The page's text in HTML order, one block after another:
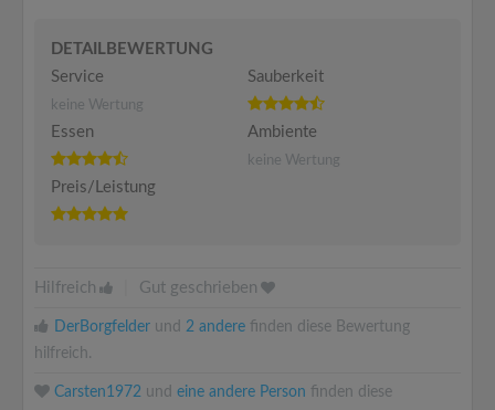
DETAILBEWERTUNG
Service
keine Wertung
Sauberkeit
Essen Ambiente
keine Wertung
Preis/Leistung
Hilfreich Gut geschrieben
DerBorgfelder und 2 andere finden diese Bewertung
hilfreich.
Carsten1972 und eine andere Person finden diese